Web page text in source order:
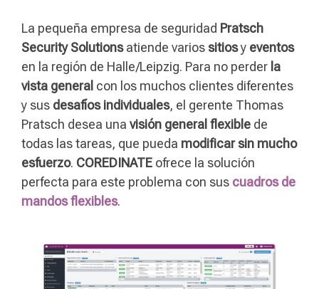
La pequeña empresa de seguridad Pratsch
Security Solutionsatiende varios sitiosy eventos
en la región de Halle/Leipzig. Para no perder la
vista general con los muchos clientes diferentes
y sus desafíos individuales, el gerente Thomas
Pratsch desea una visión general flexible de
todas las tareas, que pueda modificar sin mucho
esfuerzo. COREDINATE ofrece la solución
perfecta para este problema con sus cuadros de
mandos flexibles.